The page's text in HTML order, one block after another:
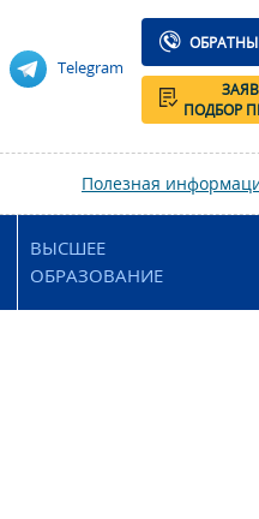
Telegram
ПОДБОР
Полезная
ВЫСШЕЕ
ОБРАЗОВАНИЕ